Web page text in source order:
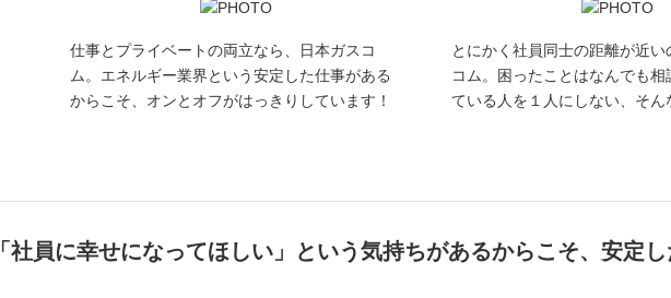
仕事とプライベートの両立なら、日本ガスコ
ム。エネルギー業界という安定した仕事がある
からこそ、オンとオフがはっきりしています！
とにかく社員同士の距離が近い
コム。困ったことはなんでも相
ている人を１人にしない、そん
「社員に幸せになってほしい」という気持ちがあるからこそ、安定